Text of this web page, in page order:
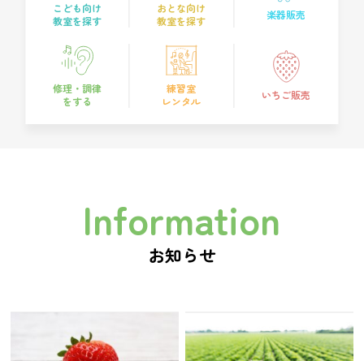
こども向け
教室を探す
おとな向け
教室を探す
楽器販売
修理・調律
をする
練習室
レンタル
いちご販売
Information